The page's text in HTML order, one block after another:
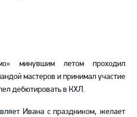
минувшим летом проходил
мастеров и принимал участие
дебютировать в КХЛ.
Ивана с праздником, желает